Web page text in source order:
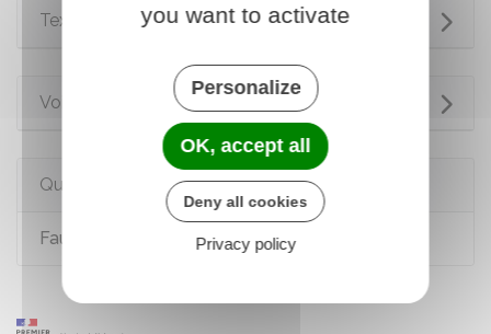
Textes de référence
Voir aussi
Questions ? Réponses !
Faut-il avoir un avocat pour divorcer ?
you want to activate
Personalize
OK, accept all
Deny all cookies
Privacy policy